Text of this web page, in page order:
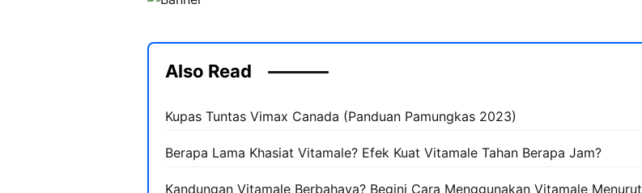
Also Read
Kupas Tuntas Vimax Canada (Panduan Pamungkas 2023)
Berapa Lama Khasiat Vitamale? Efek Kuat Vitamale Tahan Berapa Jam?
Kandungan Vitamale Berbahaya? Begini Cara Menggunakan Vitamale Menurut